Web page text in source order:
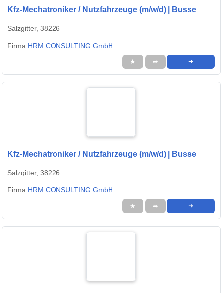
Kfz-Mechatroniker / Nutzfahrzeuge (m/w/d) | Busse
Salzgitter, 38226
Firma:HRM CONSULTING GmbH
★ ➦ ➜
Kfz-Mechatroniker / Nutzfahrzeuge (m/w/d) | Busse
Salzgitter, 38226
Firma:HRM CONSULTING GmbH
★ ➦ ➜